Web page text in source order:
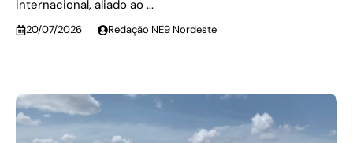
internacional, aliado ao ...
20/07/2026 Redação NE9 Nordeste